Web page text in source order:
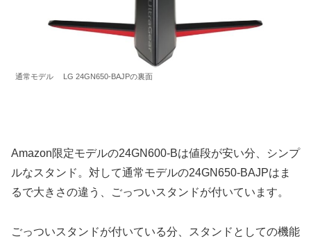
通常モデル LG 24GN650-BAJPの裏面
Amazon限定モデルの24GN600-Bは値段が安い分、シンプ
ルなスタンド。対して通常モデルの24GN650-BAJPはま
るで大きさの違う、ごっついスタンドが付いています。
ごっついスタンドが付いている分、スタンドとしての機能